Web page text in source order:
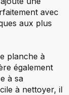
avec
aux plus
planche à
également
à sa
à nettoyer, il